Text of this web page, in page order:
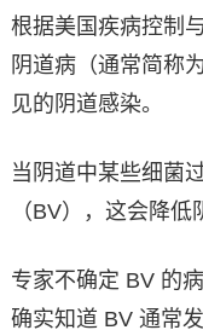
根据美国疾病控制
阴道病（通常简称
见的阴道感染。
当阴道中某些细菌
（BV），这会降低
专家不确定 BV 的
确实知道 BV 通常